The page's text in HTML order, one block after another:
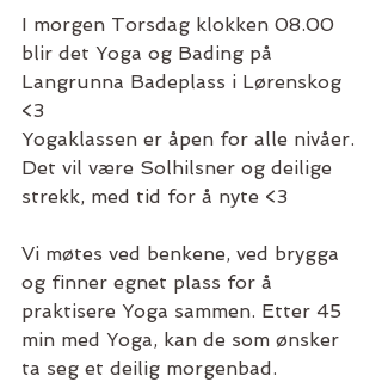
I morgen Torsdag klokken 08.00
blir det Yoga og Bading på
Langrunna Badeplass i Lørenskog
<3
Yogaklassen er åpen for alle nivåer.
Det vil være Solhilsner og deilige
strekk, med tid for å nyte <3
Vi møtes ved benkene, ved brygga
og finner egnet plass for å
praktisere Yoga sammen. Etter 45
min med Yoga, kan de som ønsker
ta seg et deilig morgenbad.